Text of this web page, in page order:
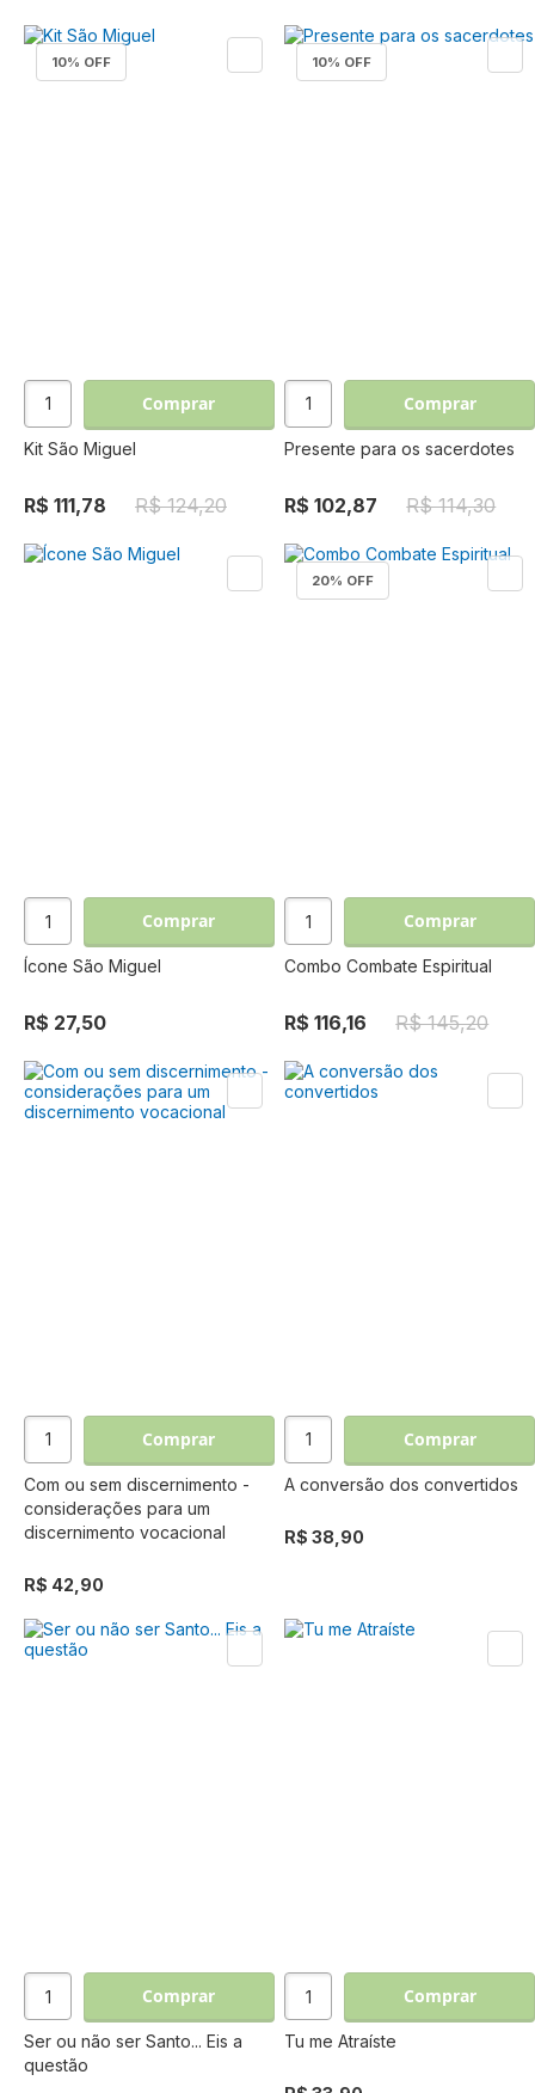
10% OFF
Comprar
Kit São Miguel
R$ 111,78 R$ 124,20
10% OFF
Comprar
Presente para os sacerdotes
R$ 102,87 R$ 114,30
Comprar
Ícone São Miguel
R$ 27,50
20% OFF
Comprar
Combo Combate Espiritual
R$ 116,16 R$ 145,20
Comprar
Com ou sem discernimento -
considerações para um
discernimento vocacional
R$ 42,90
Comprar
A conversão dos convertidos
R$ 38,90
Comprar
Ser ou não ser Santo... Eis a
questão
Comprar
Tu me Atraíste